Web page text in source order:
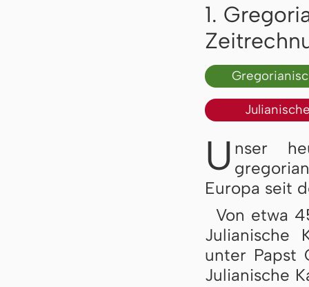
1.
U nser
Europa seit
Von etwa
Julianische
unter Papst
Julianische